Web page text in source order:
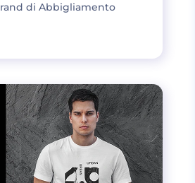
di Abbigliamento